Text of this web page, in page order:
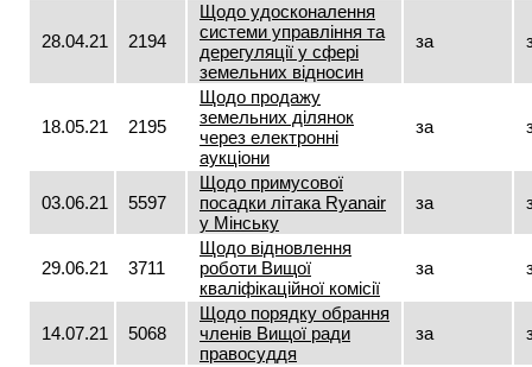
28.04.21 2194
Щодо удосконалення
системи управління та
дерегуляції у сфері
земельних відносин
за
18.05.21 2195
Щодо продажу
земельних ділянок
через електронні
аукціони
за
03.06.21 5597
Щодо примусової
посадки літака Ryаnair
у Мінську
за
29.06.21 3711
Щодо відновлення
роботи Вищої
кваліфікаційної комісії
за
14.07.21 5068
Щодо порядку обрання
членів Вищої ради
правосуддя
за